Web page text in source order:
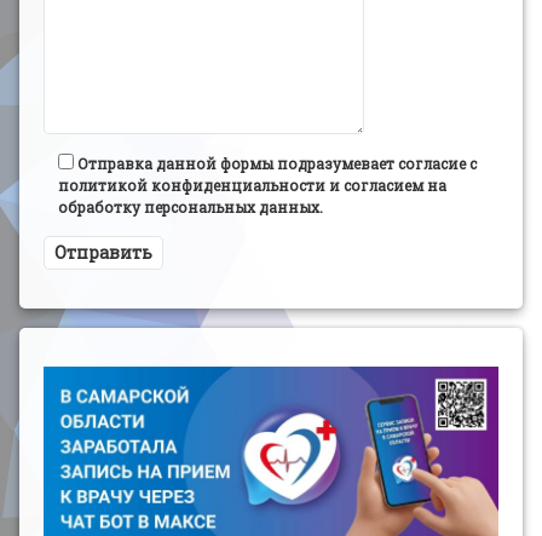
Отправка данной формы подразумевает согласие с
политикой конфиденциальности и согласием на
обработку персональных данных.